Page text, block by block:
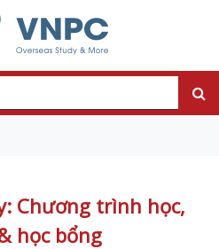
Chương trình học,
học bổng